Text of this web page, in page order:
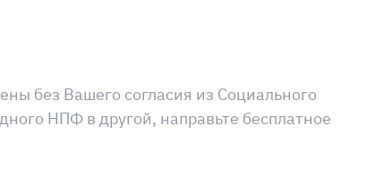
без Вашего согласия из Социального
НПФ в другой, направьте бесплатное